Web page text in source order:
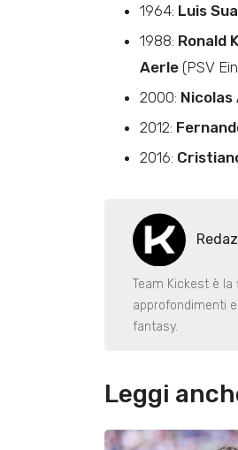
1964: Luis
1988: Ronald
Aerle (PSV
2000: Nicolas
2012:
2016:
Team Kickest è
approfondimenti
fantasy.
Leggi